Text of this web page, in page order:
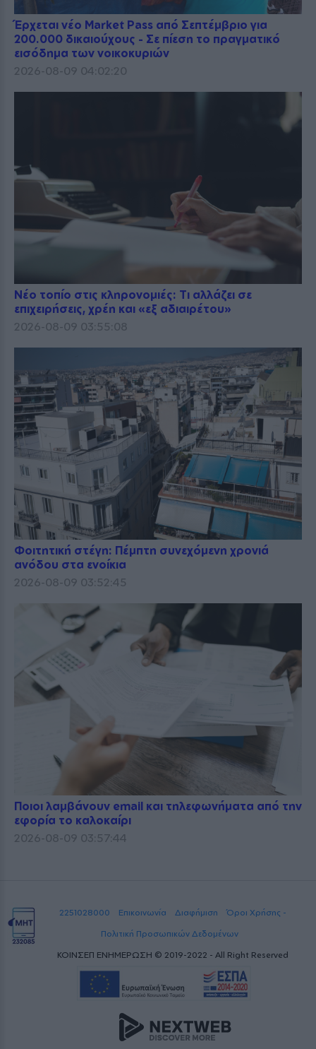
Έρχεται νέο Market Pass από Σεπτέμβριο για
200.000 δικαιούχους - Σε πίεση το πραγματικό
εισόδημα των νοικοκυριών
2026-08-09 04:02:20
Νέο τοπίο στις κληρονομιές: Τι αλλάζει σε
επιχειρήσεις, χρέη και «εξ αδιαιρέτου»
2026-08-09 03:55:08
Φοιτητική στέγη: Πέμπτη συνεχόμενη χρονιά
ανόδου στα ενοίκια
2026-08-09 03:52:45
Ποιοι λαμβάνουν email και τηλεφωνήματα από την
εφορία το καλοκαίρι
2026-08-09 03:57:44
2251028000 Επικοινωνία Διαφήμιση
Όροι Χρήσης -
Πολιτική Προσωπικών Δεδομένων
ΚΟΙΝΣΕΠ ΕΝΗΜΕΡΩΣΗ © 2019-2022 - All Right Reserved